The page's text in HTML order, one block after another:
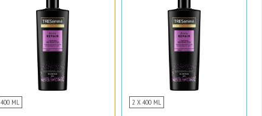
400 ML 2 X 400 ML